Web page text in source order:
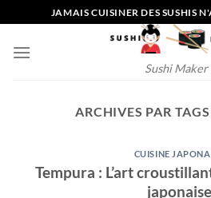
au
contenu
JAMAIS CUISINER DES SUSHIS
Sushi Maker
ARCHIVES PAR
CUISINE
Tempura : L’art
japonaise